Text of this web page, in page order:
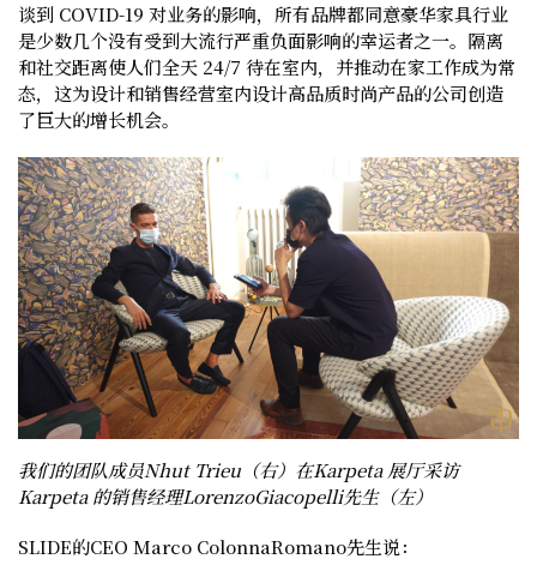
谈到 COVID-19 对业务的影响，所有品牌都同意豪华家具行业
是少数几个没有受到大流行严重负面影响的幸运者之一。隔离
和社交距离使人们全天 24/7 待在室内，并推动在家工作成为常
态，这为设计和销售经营室内设计高品质时尚产品的公司创造
了巨大的增长机会。
我们的团队成员Nhut Trieu（右）在Karpeta 展厅采访
Karpeta 的销售经理LorenzoGiacopelli先生（左）
SLIDE的CEO Marco ColonnaRomano先生说：